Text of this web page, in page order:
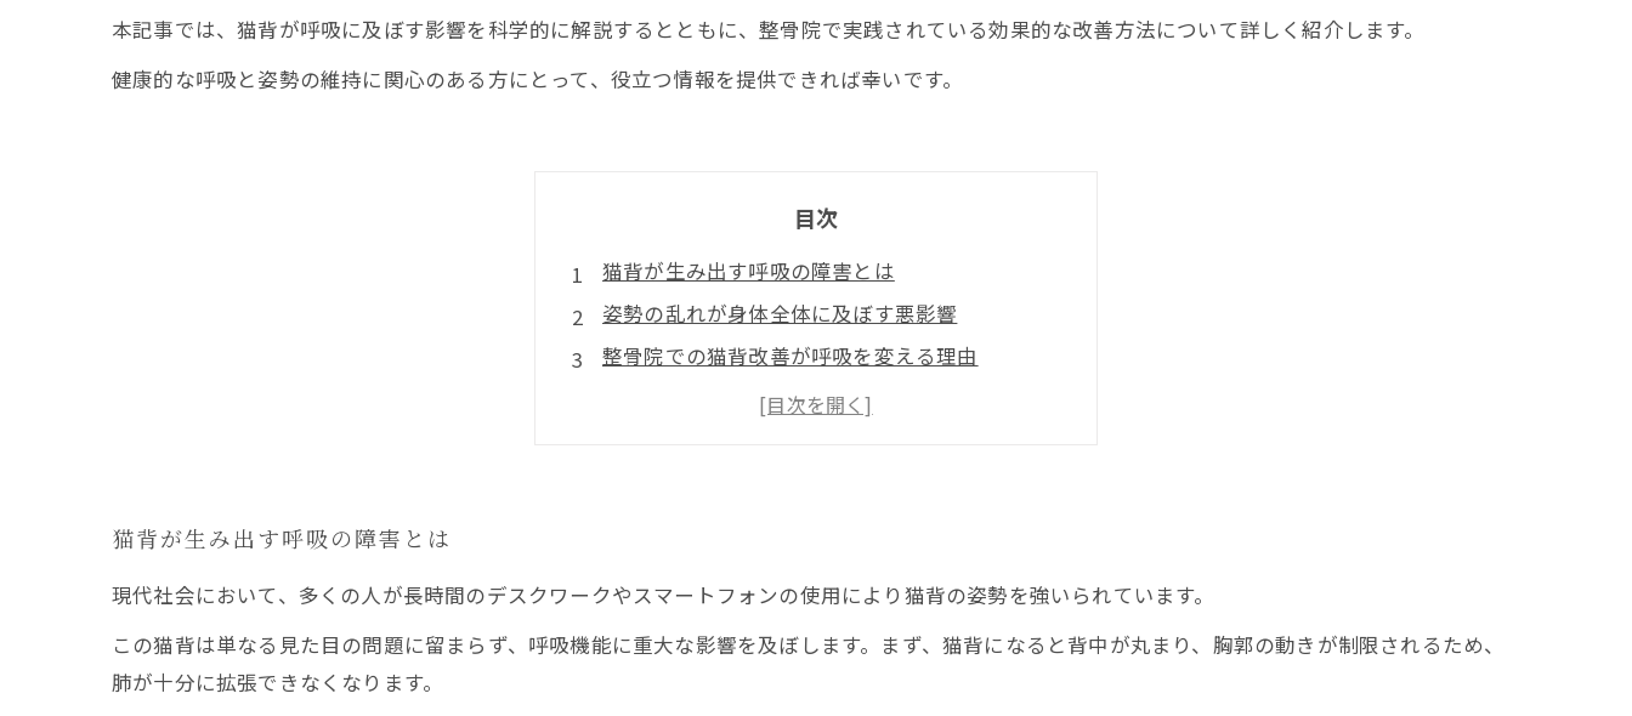
本記事では、猫背が呼吸に及ぼす影響を科学的に解説するとともに、整骨院で実践されている効果的な改善方法について詳しく紹介します。
健康的な呼吸と姿勢の維持に関心のある方にとって、役立つ情報を提供できれば幸いです。
目次
猫背が生み出す呼吸の障害とは
姿勢の乱れが身体全体に及ぼす悪影響
整骨院での猫背改善が呼吸を変える理由
日常で簡単に取り入れられる猫背改善法
猫背が生み出す呼吸の障害とは
現代社会において、多くの人が長時間のデスクワークやスマートフォンの使用により猫背の姿勢を強いられています。
この猫背は単なる見た目の問題に留まらず、呼吸機能に重大な影響を及ぼします。まず、猫背になると背中が丸まり、胸郭の動きが制限されるため、
肺が十分に拡張できなくなります。